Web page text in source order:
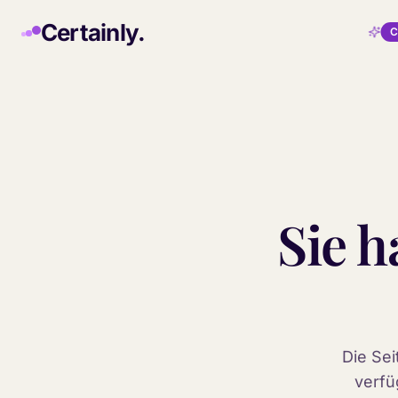
Certainly.
Sie
Die